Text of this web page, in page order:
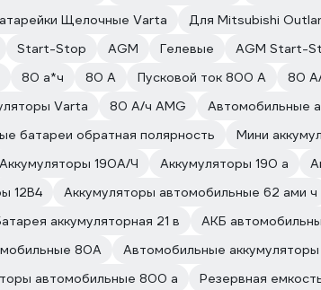
Щелочные Varta Для Mitsubishi
Start-Stop AGM Гелевые AGM Start-
80 а*ч 80 А Пусковой ток 800 А 80
Varta 80 А/ч AMG Автомобильные
батареи обратная полярность Мини
Аккумуляторы 190А/Ч Аккумуляторы 190 а
12В4 Аккумуляторы автомобильные 62 ами ч
аккумуляторная 21 в АКБ
80А Автомобильные
автомобильные 800 а Резервная